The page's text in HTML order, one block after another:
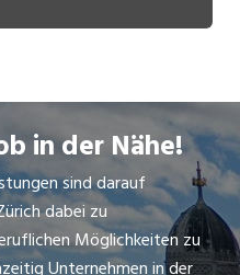
in der Nähe!
sind darauf
dabei zu
Möglichkeiten zu
Unternehmen in der